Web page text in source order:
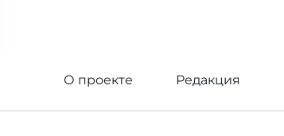
О проекте Редакция